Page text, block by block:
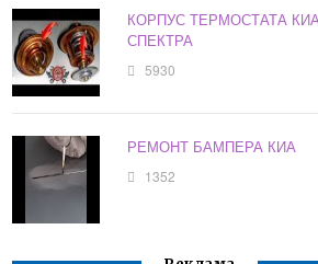
КОРПУС ТЕРМОСТАТА
СПЕКТРА
5930
РЕМОНТ БАМПЕРА КИА
1352